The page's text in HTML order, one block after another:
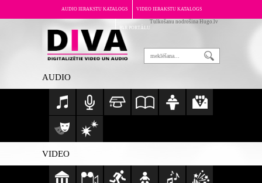
AUDIO IERAKSTU KATALOGS VIDEO IERAKSTU KATALOGS
PAR PORTĀLU
Tulkošanu nodrošina Hugo.lv
AUDIO
VIDEO